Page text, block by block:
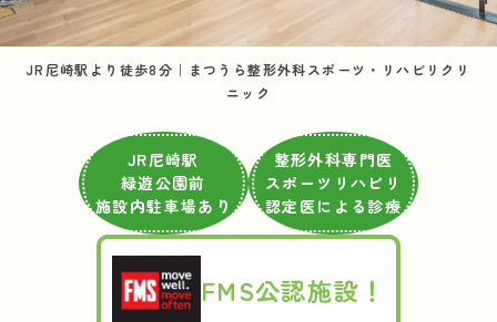
JR尼崎駅より徒歩8分｜まつうら整形外科スポーツ・リハビリクリ
ニック
JR尼崎駅
緑遊公園前
施設内駐車場あり
整形外科専門医
スポーツリハビリ
認定医による診療
FMS公認施設！